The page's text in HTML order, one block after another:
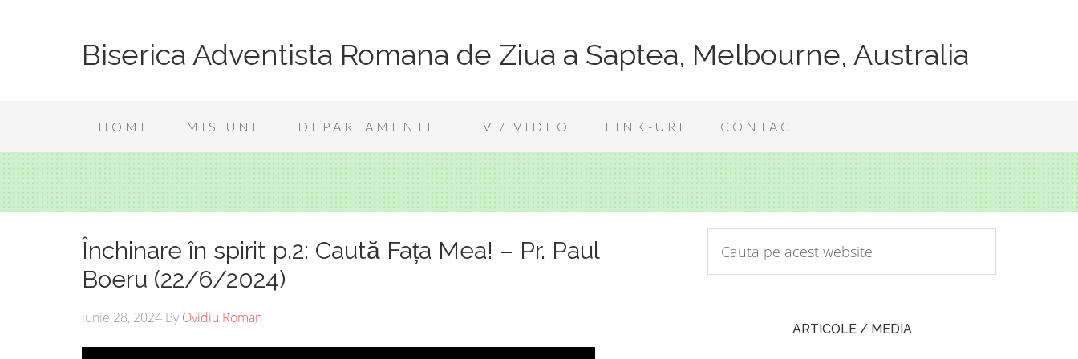
Biserica Adventista Romana de Ziua a Saptea, Melbourne, Australia
HOME MISIUNE DEPARTAMENTE TV / VIDEO LINK-URI CONTACT
Închinare în spirit p.2: Caută Fața Mea! – Pr. Paul
Boeru (22/6/2024)
iunie 28, 2024 By Ovidiu Roman
ARTICOLE / MEDIA